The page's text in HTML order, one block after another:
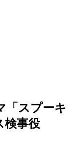
「スプーキ
検事役